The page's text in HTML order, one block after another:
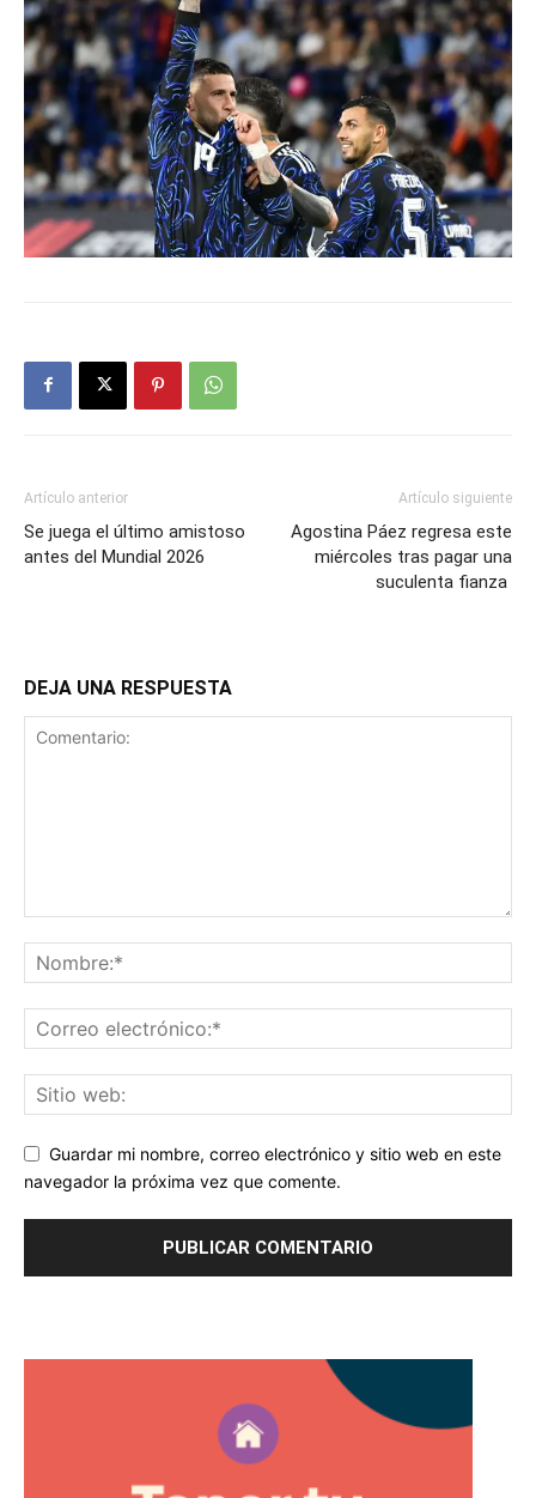
Artículo anterior
Se juega el último amistoso
antes del Mundial 2026
Artículo siguiente
Agostina Páez regresa este
miércoles tras pagar una
suculenta fianza
DEJA UNA RESPUESTA
Guardar mi nombre, correo electrónico y sitio web en este
navegador la próxima vez que comente.